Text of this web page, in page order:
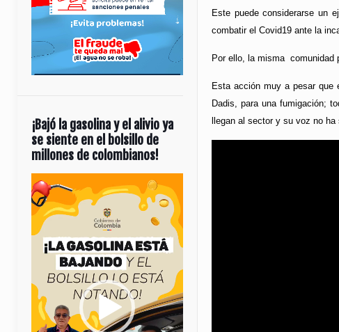
Este puede considerarse un
combatir el Covid19 ante la
Por ello, la misma comunidad
Esta acción muy a pesar que
Dadis, para una fumigación;
llegan al sector y su voz no ha
¡Bajó la gasolina y el alivio ya
se siente en el bolsillo de
millones de colombianos!
Reproductor
de
vídeo